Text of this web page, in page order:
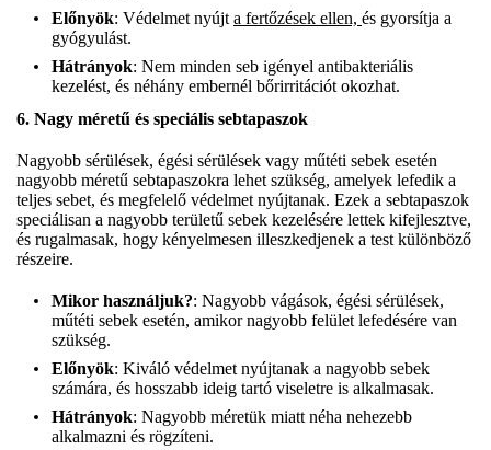
Előnyök: Védelmet nyújt a fertőzések ellen, és gyorsítja a
gyógyulást.
Hátrányok: Nem minden seb igényel antibakteriális
kezelést, és néhány embernél bőrirritációt okozhat.
6. Nagy méretű és speciális sebtapaszok
Nagyobb sérülések, égési sérülések vagy műtéti sebek esetén
nagyobb méretű sebtapaszokra lehet szükség, amelyek lefedik a
teljes sebet, és megfelelő védelmet nyújtanak. Ezek a sebtapaszok
speciálisan a nagyobb területű sebek kezelésére lettek kifejlesztve,
és rugalmasak, hogy kényelmesen illeszkedjenek a test különböző
részeire.
Mikor használjuk?: Nagyobb vágások, égési sérülések,
műtéti sebek esetén, amikor nagyobb felület lefedésére van
szükség.
Előnyök: Kiváló védelmet nyújtanak a nagyobb sebek
számára, és hosszabb ideig tartó viseletre is alkalmasak.
Hátrányok: Nagyobb méretük miatt néha nehezebb
alkalmazni és rögzíteni.